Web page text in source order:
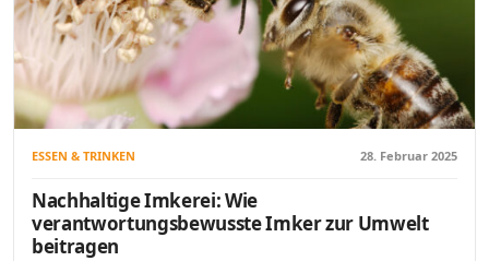
ESSEN & TRINKEN 28. Februar 2025
Nachhaltige Imkerei: Wie
verantwortungsbewusste Imker zur Umwelt
beitragen